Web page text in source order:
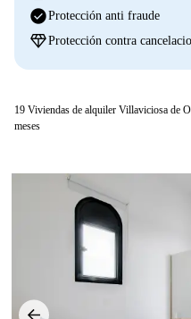
check_circleProtección anti fraude
diamondProtección contra
19 Viviendas de alquiler Villaviciosa de
meses